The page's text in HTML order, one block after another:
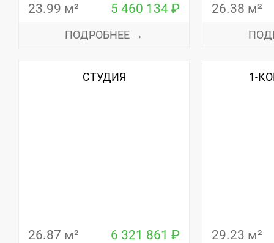
23.99 м² 5 460 134 ₽
ПОДРОБНЕЕ →
26.38 м²
СТУДИЯ
26.87 м² 6 321 861 ₽
1-
29.23 м²